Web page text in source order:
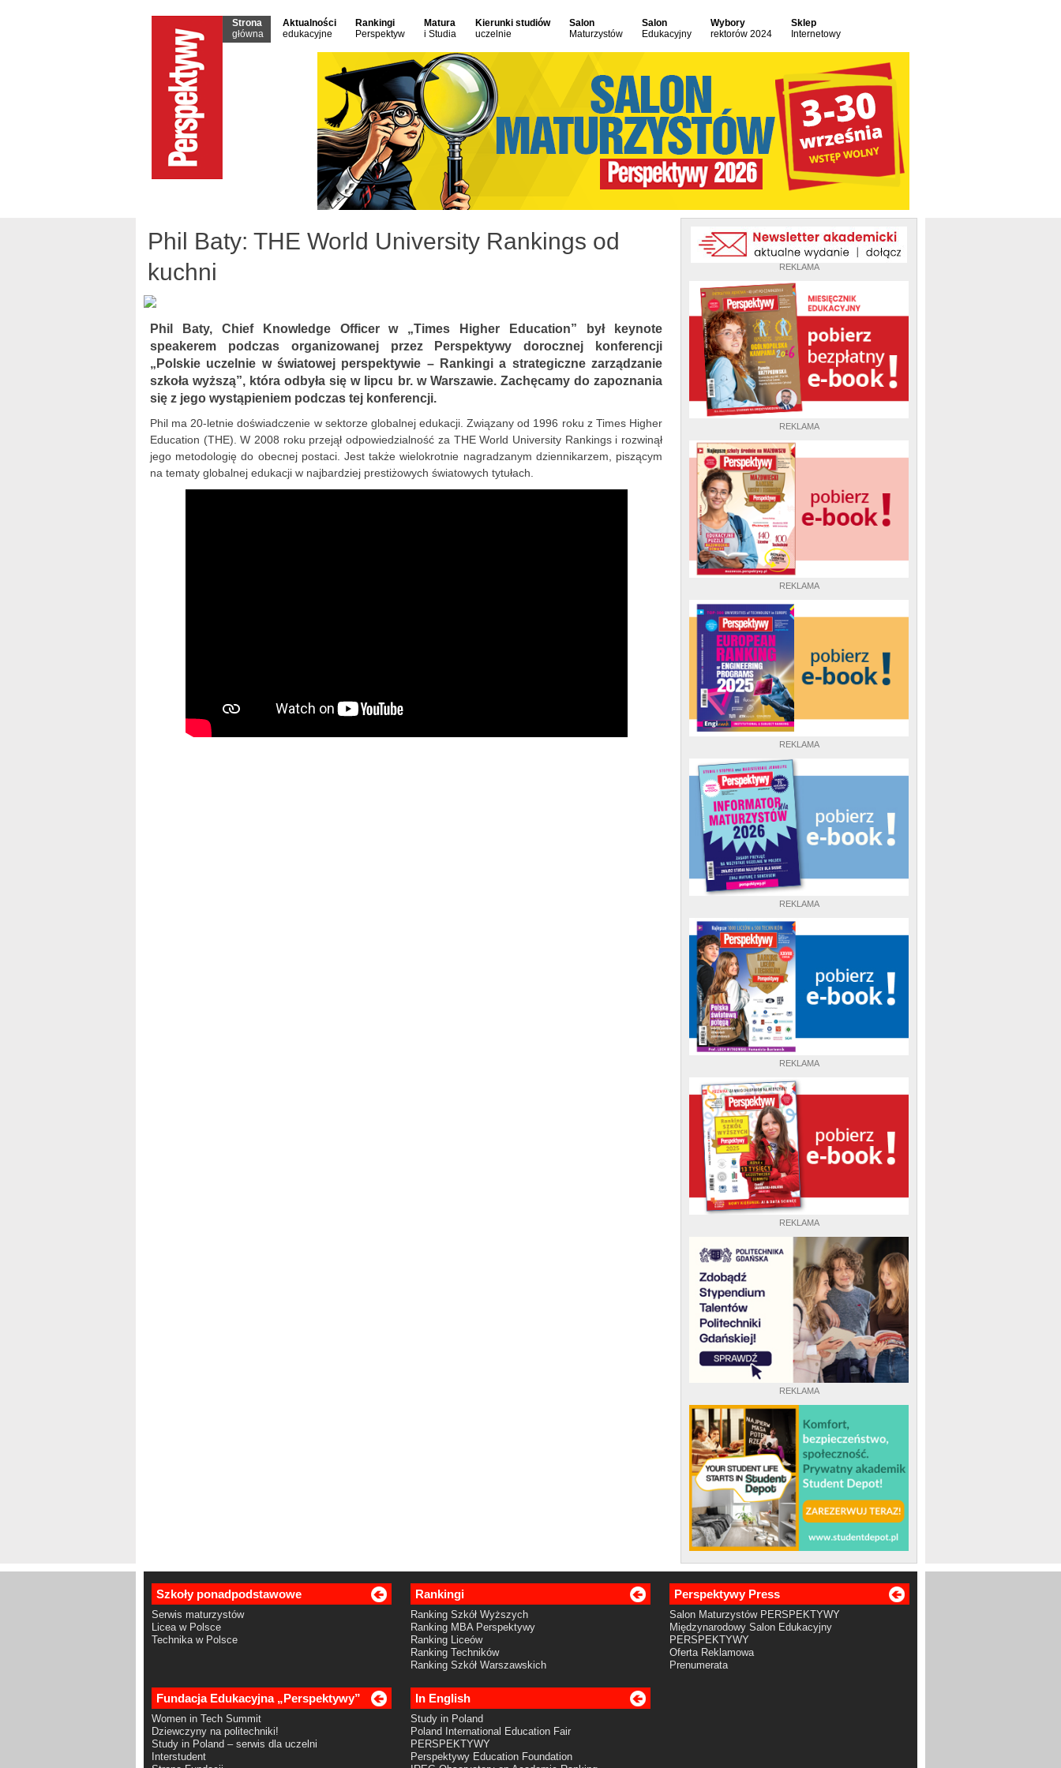
Strona
główna
Aktualności
edukacyjne
Rankingi
Perspektyw
Matura
i Studia
Kierunki studiów
uczelnie
Salon
Maturzystów
Salon
Edukacyjny
Wybory
rektorów 2024
Sklep
Internetowy
REKLAMA
REKLAMA
REKLAMA
REKLAMA
REKLAMA
REKLAMA
REKLAMA
REKLAMA
Phil Baty: THE World University Rankings od
kuchni
Phil Baty, Chief Knowledge Officer w „Times Higher Education” był keynote
speakerem podczas organizowanej przez Perspektywy dorocznej konferencji
„Polskie uczelnie w światowej perspektywie – Rankingi a strategiczne zarządzanie
szkoła wyższą”, która odbyła się w lipcu br. w Warszawie. Zachęcamy do zapoznania
się z jego wystąpieniem podczas tej konferencji.
Phil ma 20-letnie doświadczenie w sektorze globalnej edukacji. Związany od 1996 roku z Times Higher
Education (THE). W 2008 roku przejął odpowiedzialność za THE World University Rankings i rozwinął
jego metodologię do obecnej postaci. Jest także wielokrotnie nagradzanym dziennikarzem, piszącym
na tematy globalnej edukacji w najbardziej prestiżowych światowych tytułach.
Szkoły ponadpodstawowe
Serwis maturzystów
Licea w Polsce
Technika w Polsce
Rankingi
Ranking Szkół Wyższych
Ranking MBA Perspektywy
Ranking Liceów
Ranking Techników
Ranking Szkół Warszawskich
Perspektywy Press
Salon Maturzystów PERSPEKTYWY
Międzynarodowy Salon Edukacyjny
PERSPEKTYWY
Oferta Reklamowa
Prenumerata
Fundacja Edukacyjna „Perspektywy”
Women in Tech Summit
Dziewczyny na politechniki!
Study in Poland – serwis dla uczelni
Interstudent
In English
Study in Poland
Poland International Education Fair
PERSPEKTYWY
Perspektywy Education Foundation